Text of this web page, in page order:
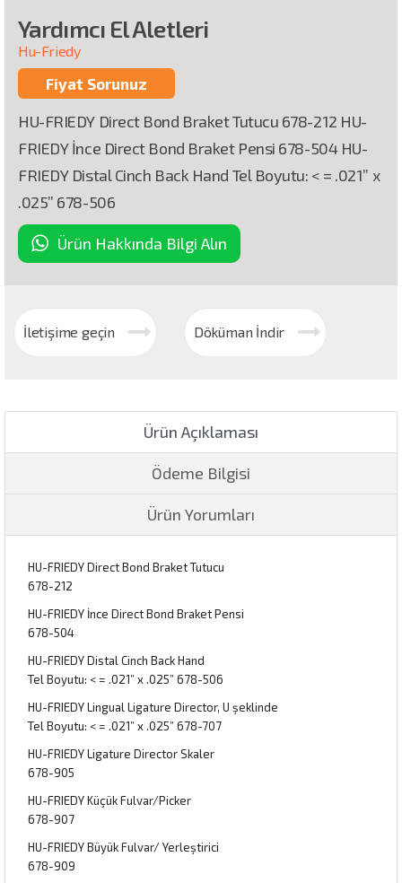
Yardımcı El Aletleri
Hu-Friedy
Fiyat Sorunuz
HU-FRIEDY Direct Bond Braket Tutucu 678-212 HU-
FRIEDY İnce Direct Bond Braket Pensi 678-504 HU-
FRIEDY Distal Cinch Back Hand Tel Boyutu: < = .021” x
.025” 678-506
Ürün Hakkında Bilgi Alın
İletişime geçin Döküman İndir
Ürün Açıklaması
Ödeme Bilgisi
Ürün Yorumları
HU-FRIEDY Direct Bond Braket Tutucu
678-212
HU-FRIEDY İnce Direct Bond Braket Pensi
678-504
HU-FRIEDY Distal Cinch Back Hand
Tel Boyutu: < = .021” x .025” 678-506
HU-FRIEDY Lingual Ligature Director, U şeklinde
Tel Boyutu: < = .021” x .025” 678-707
HU-FRIEDY Ligature Director Skaler
678-905
HU-FRIEDY Küçük Fulvar/Picker
678-907
HU-FRIEDY Büyük Fulvar/ Yerleştirici
678-909